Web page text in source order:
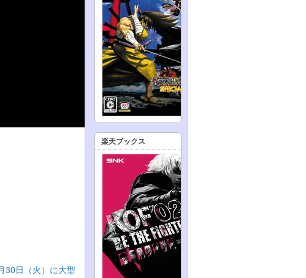
30日（火）に大型
楽天ブックス